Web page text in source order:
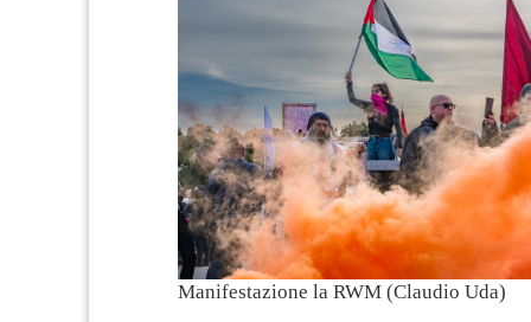
Manifestazione la RWM (Claudio Uda)